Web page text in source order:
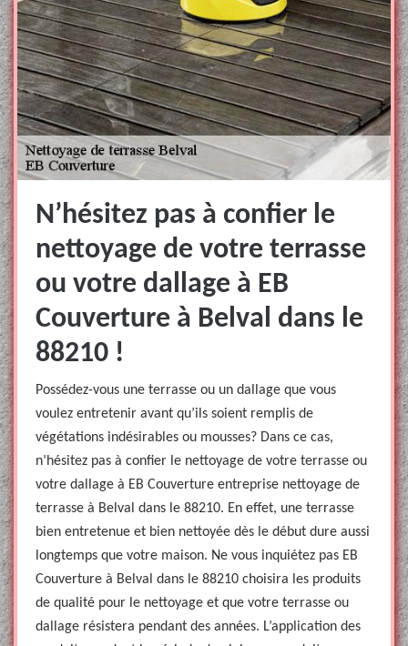
N’hésitez pas à confier le
nettoyage de votre terrasse
ou votre dallage à EB
Couverture à Belval dans le
88210 !
Possédez-vous une terrasse ou un dallage que vous
voulez entretenir avant qu’ils soient remplis de
végétations indésirables ou mousses? Dans ce cas,
n’hésitez pas à confier le nettoyage de votre terrasse ou
votre dallage à EB Couverture entreprise nettoyage de
terrasse à Belval dans le 88210. En effet, une terrasse
bien entretenue et bien nettoyée dès le début dure aussi
longtemps que votre maison. Ne vous inquiétez pas EB
Couverture à Belval dans le 88210 choisira les produits
de qualité pour le nettoyage et que votre terrasse ou
dallage résistera pendant des années. L’application des